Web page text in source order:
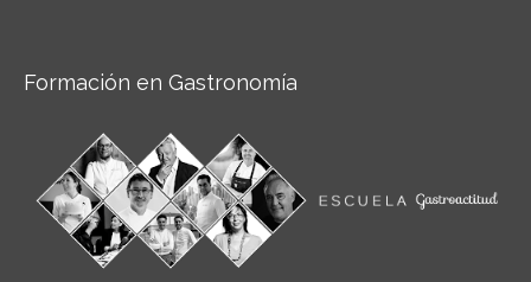
Formación en Gastronomía